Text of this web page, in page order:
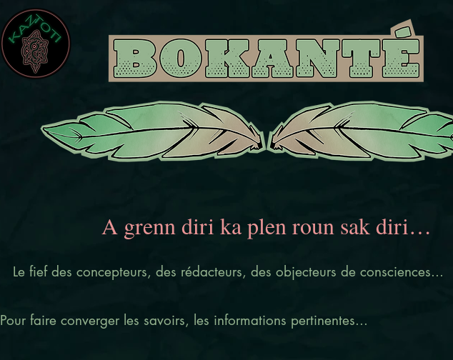
A grenn diri ka plen roun sak diri…
Le fief des concepteurs, des rédacteurs, des objecteurs de consciences...
Pour faire converger les savoirs, les informations pertinentes...